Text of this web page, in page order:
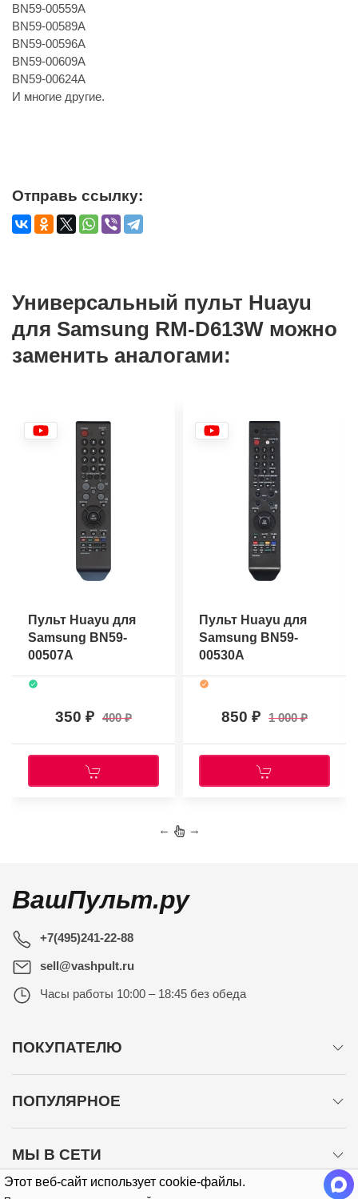
Этот веб-сайт использует cookie-файлы.
BN59-00559A
BN59-00589A
BN59-00596A
BN59-00609A
BN59-00624A
И многие другие.
Отправь ссылку:
Универсальный пульт Huayu
для Samsung RM-D613W можно
заменить аналогами:
Пульт Huayu для
Samsung BN59-
00507A
350 400
Пульт Huayu для
Samsung BN59-
00530A
850 1 000
← →
ВашПульт.ру
+7(495)241-22-88
sell@vashpult.ru
Часы работы 10:00 – 18:45 без обеда
ПОКУПАТЕЛЮ
ПОПУЛЯРНОЕ
МЫ В СЕТИ